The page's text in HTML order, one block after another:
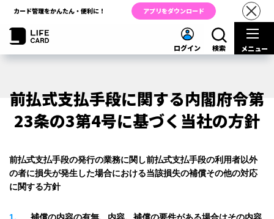
カード管理をかんたん・便利に！ アプリをダウンロード
ログイン 検索 メニュー
前払式支払手段に関する内閣府令第
23条の3第4号に基づく当社の方針
前払式支払手段の発行の業務に関し前払式支払手段の利用者以外
の者に損失が発生した場合における当該損失の補償その他の対応
に関する方針